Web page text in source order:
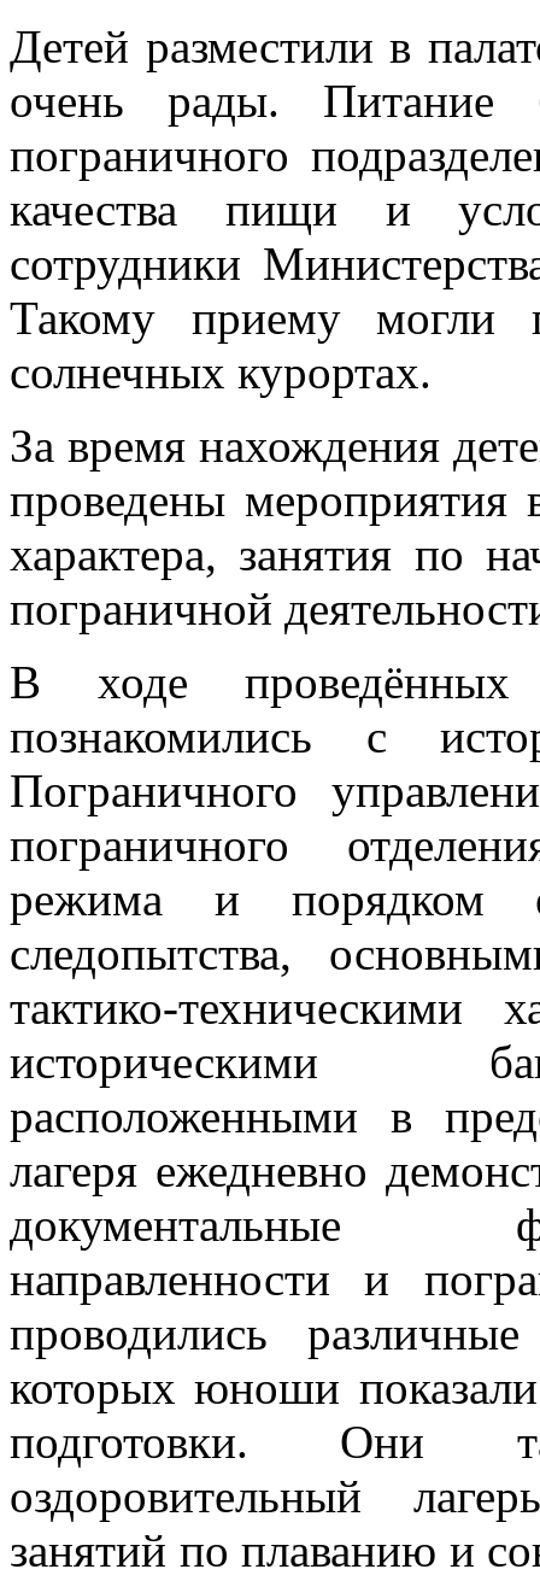
Детей разместили в
очень рады. Питание
пограничного
качества пищи и
сотрудники
Такому приему могли
солнечных курортах.
За время нахождения
проведены мероприятия
характера, занятия по
пограничной
В ходе проведённых
познакомились с
Пограничного
пограничного
режима и порядком
следопытства,
тактико-техническими
историческими
расположенными в
лагеря ежедневно
документальные
направленности и
проводились
которых юноши
подготовки. Они
оздоровительный
занятий по плаванию и